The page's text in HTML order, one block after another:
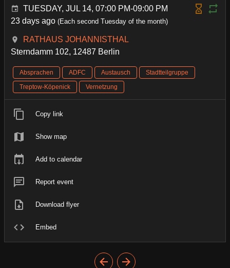
TUESDAY, JUL 14, 07:00 PM-09:00 PM
23 days ago (Each second Tuesday of the month)
RATHAUS JOHANNISTHAL
Sterndamm 102, 12487 Berlin
Absprachen ADFC Austausch
Stadtteilgruppe
Treptow-Köpenick
Vernetzung
Copy link
Show map
Add to calendar
Report event
Download flyer
Embed